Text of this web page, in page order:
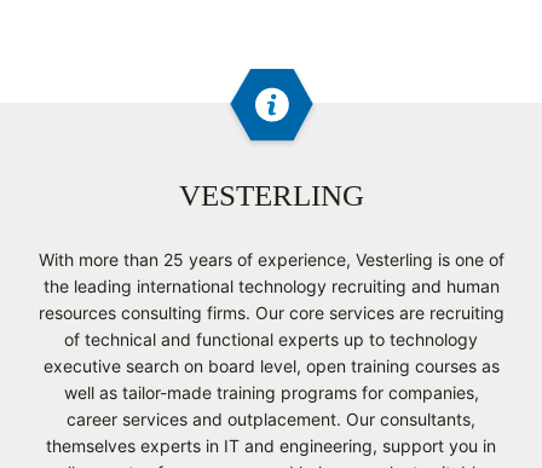
VESTERLING
With more than 25 years of experience, Vesterling is one of
the leading international technology recruiting and human
resources consulting firms. Our core services are recruiting
of technical and functional experts up to technology
executive search on board level, open training courses as
well as tailor-made training programs for companies,
career services and outplacement. Our consultants,
themselves experts in IT and engineering, support you in